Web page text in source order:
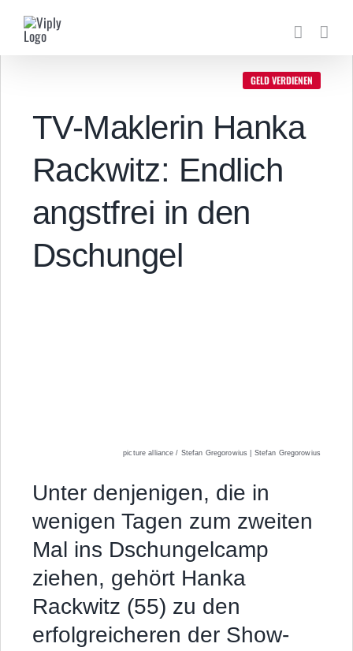
Inhalt
springen
GELD VERDIENEN
TV-Maklerin Hanka
Rackwitz: Endlich
angstfrei in den
Dschungel
picture alliance / Stefan Gregorowius | Stefan Gregorowius
Unter denjenigen, die in
wenigen Tagen zum zweiten
Mal ins Dschungelcamp
ziehen, gehört Hanka
Rackwitz (55) zu den
erfolgreicheren der Show-